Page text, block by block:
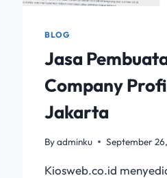
BLOG
Jasa
Company
Jakarta
Byadminku September
Kiosweb.co.id